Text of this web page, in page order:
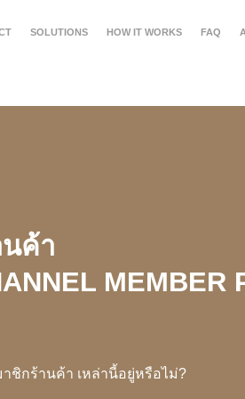
SOLUTIONS HOW IT WORKS FAQ
ค้า
MEMBER
กร้านค้า เหล่านี้อยู่หรือไม่?